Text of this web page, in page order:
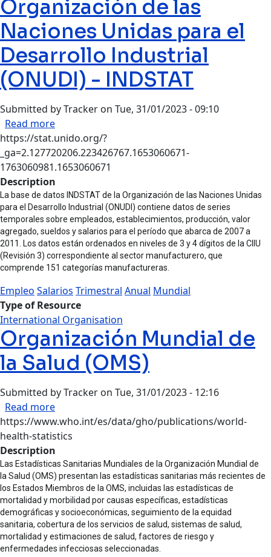
Organización de las
Naciones Unidas para el
Desarrollo Industrial
(ONUDI) - INDSTAT
Submitted byTracker on Tue, 31/01/2023 - 09:10
Read moreabout Organización de las Naciones Unidas
https://stat.unido.org/?
_ga=2.127720206.223426767.1653060671-
1763060981.1653060671
Description
La base de datos INDSTAT de la Organización de las Naciones Unidas
para el Desarrollo Industrial (ONUDI) contiene datos de series
temporales sobre empleados, establecimientos, producción, valor
agregado, sueldos y salarios para el período que abarca de 2007 a
2011. Los datos están ordenados en niveles de 3 y 4 dígitos de la CIIU
(Revisión 3) correspondiente al sector manufacturero, que
comprende 151 categorías manufactureras.
Empleo Salarios Trimestral Anual Mundial
Type of Resource
International Organisation
Organización Mundial de
la Salud (OMS)
Submitted byTracker on Tue, 31/01/2023 - 12:16
Read moreabout Organización Mundial de la Salud (OMS)
https://www.who.int/es/data/gho/publications/world-
health-statistics
Description
Las Estadísticas Sanitarias Mundiales de la Organización Mundial de
la Salud (OMS) presentan las estadísticas sanitarias más recientes de
los Estados Miembros de la OMS, incluidas las estadísticas de
mortalidad y morbilidad por causas específicas, estadísticas
demográficas y socioeconómicas, seguimiento de la equidad
sanitaria, cobertura de los servicios de salud, sistemas de salud,
mortalidad y estimaciones de salud, factores de riesgo y
enfermedades infecciosas seleccionadas.